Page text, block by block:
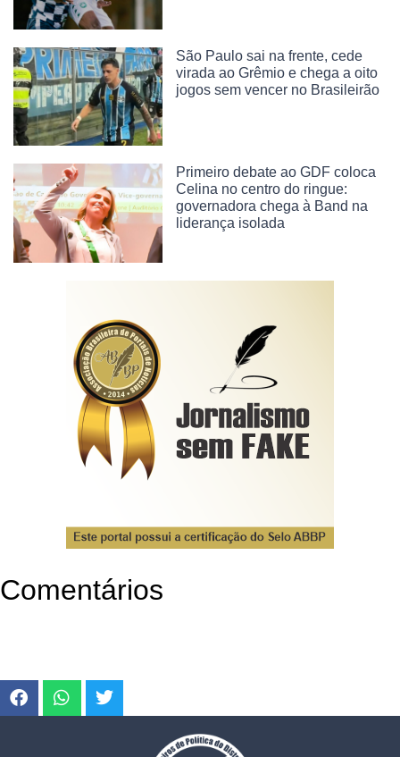
São Paulo sai na frente, cede
virada ao Grêmio e chega a oito
jogos sem vencer no Brasileirão
Primeiro debate ao GDF coloca
Celina no centro do ringue:
governadora chega à Band na
liderança isolada
Comentários